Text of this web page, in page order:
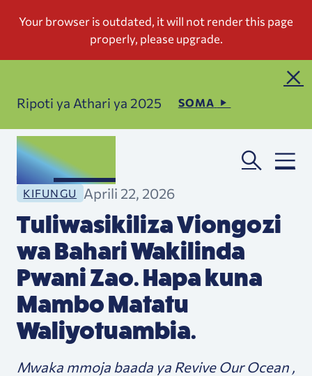
Ripoti ya Athari ya 2025 SOMA
KIFUNGU Aprili 22, 2026
Tuliwasikiliza Viongozi
wa Bahari Wakilinda
Pwani Zao. Hapa kuna
Mambo Matatu
Waliyotuambia.
Mwaka mmoja baada ya Revive Our Ocean ,